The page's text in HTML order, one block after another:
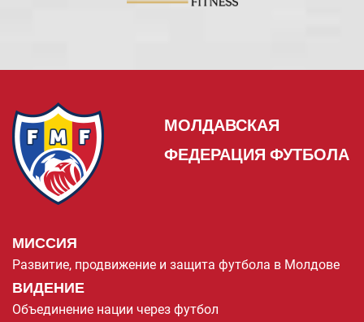
МОЛДАВСКАЯ
ФЕДЕРАЦИЯ ФУТБОЛА
МИССИЯ
Развитие, продвижение и защита футбола в Молдове
ВИДЕНИЕ
Объединение нации через футбол